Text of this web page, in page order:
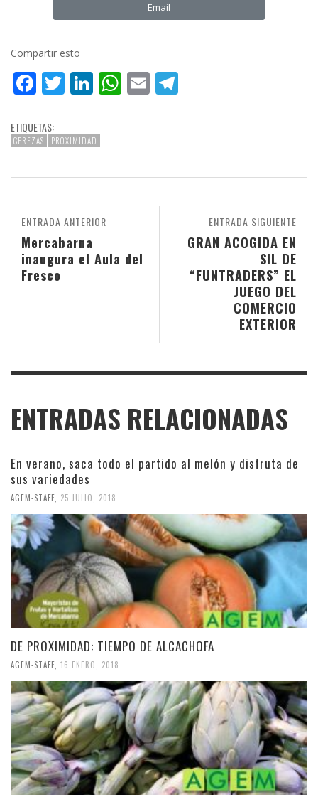
Email
Compartir esto
Facebook
Twitter
LinkedIn
WhatsApp
Email
ETIQUETAS:
CEREZAS PROXIMIDAD
ENTRADA SIGUIENTE
GRAN ACOGIDA EN
SIL DE
“FUNTRADERS” EL
JUEGO DEL
COMERCIO
EXTERIOR
ENTRADA ANTERIOR
Mercabarna
inaugura el Aula del
Fresco
ENTRADAS RELACIONADAS
En verano, saca todo el partido al melón y disfruta de
sus variedades
AGEM-STAFF 25 JULIO, 2018
DE PROXIMIDAD: TIEMPO DE ALCACHOFA
AGEM-STAFF 16 ENERO, 2018